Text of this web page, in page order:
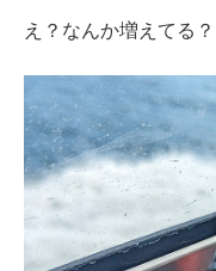
え？なんか増えてる